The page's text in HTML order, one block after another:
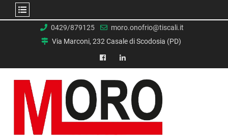
0429/879125
moro.onofrio@tiscali.it
Via Marconi, 232 Casale di Scodosia (PD)
facebookLinkedin